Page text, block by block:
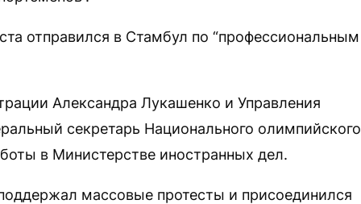
отправился в Стамбул по “профессиональным
Александра Лукашенко и Управления
секретарь Национального олимпийского
в Министерстве иностранных дел.
массовые протесты и присоединился